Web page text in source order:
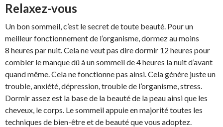
Relaxez-vous
Un bon sommeil, c’est le secret de toute beauté. Pour un
meilleur fonctionnement de l’organisme, dormez au moins
8 heures par nuit. Cela ne veut pas dire dormir 12 heures pour
combler le manque dû à un sommeil de 4 heures la nuit d’avant
quand même. Cela ne fonctionne pas ainsi. Cela génère juste un
trouble, anxiété, dépression, trouble de l’organisme, stress.
Dormir assez est la base de la beauté de la peau ainsi que les
cheveux, le corps. Le sommeil appuie en majorité toutes les
techniques de bien-être et de beauté que vous adoptez.